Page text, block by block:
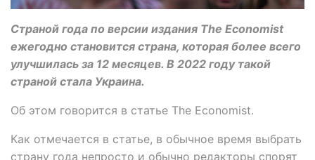
Страной года по версии издания The Economist
ежегодно становится страна, которая более всего
улучшилась за 12 месяцев. В 2022 году такой
страной стала Украина.
Об этом говорится в статье The Economist.
Как отмечается в статье, в обычное время выбрать
страну года непросто и обычно редакторы спорят